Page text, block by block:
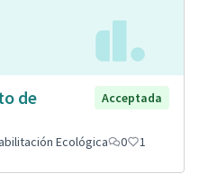
de
Acceptada
Ecológica 0 1